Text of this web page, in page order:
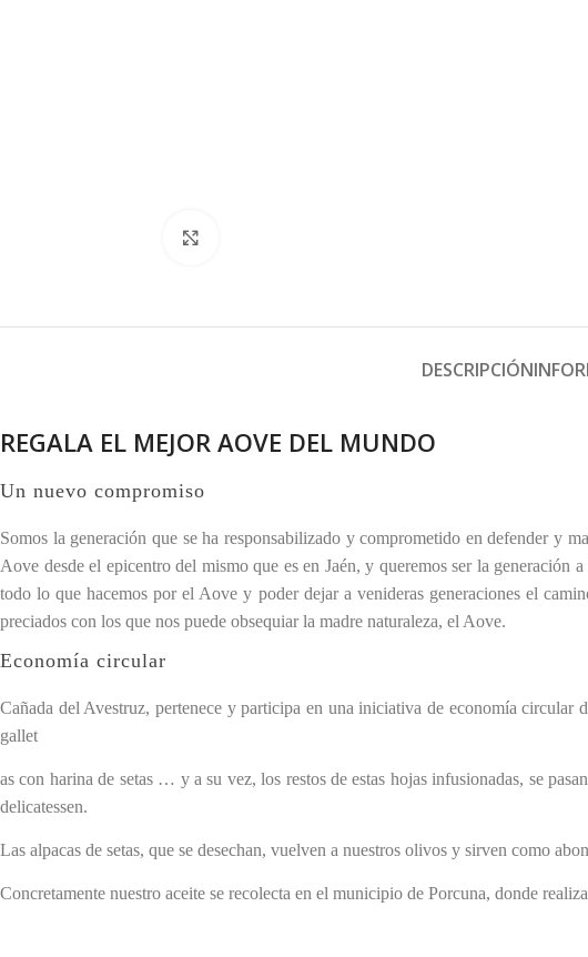
DESCRIPCIÓN
REGALA EL MEJOR AOVE DEL MUNDO
Un nuevo compromiso
Somos la generación que se ha responsabilizado y comprometido en defender y
Aove desde el epicentro del mismo que es en Jaén, y queremos ser la generación
todo lo que hacemos por el Aove y poder dejar a venideras generaciones el
preciados con los que nos puede obsequiar la madre naturaleza, el Aove.
Economía circular
Cañada del Avestruz, pertenece y participa en una iniciativa de economía
gallet
as con harina de setas … y a su vez, los restos de estas hojas infusionadas, se
delicatessen.
Las alpacas de setas, que se desechan, vuelven a nuestros olivos y sirven como
Concretamente nuestro aceite se recolecta en el municipio de Porcuna, donde